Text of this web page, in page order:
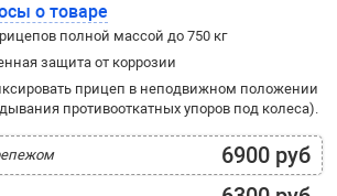
о товаре
полной массой до 750 кг
защита от коррозии
прицеп в неподвижном положении
противооткатных упоров под колеса).
6900 руб